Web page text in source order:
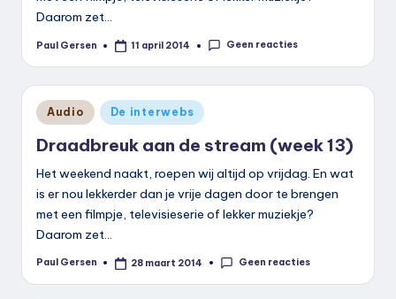
Daarom zet…
Geplaatst
Paul Gersen 11 april 2014 Geen reacties
Geplaatst
in
Audio De interwebs
Draadbreuk aan de stream (week 13)
Het weekend naakt, roepen wij altijd op vrijdag. En wat
is er nou lekkerder dan je vrije dagen door te brengen
met een filmpje, televisieserie of lekker muziekje?
Daarom zet…
Geplaatst
Paul Gersen 28 maart 2014 Geen reacties